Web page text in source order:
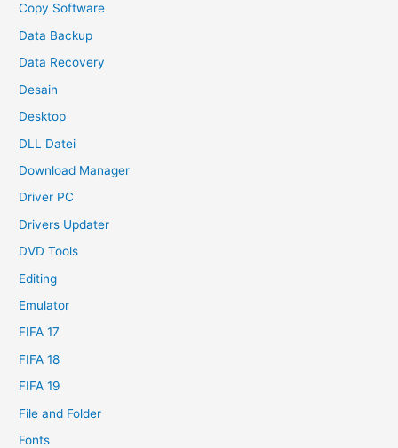
Copy Software
Data Backup
Data Recovery
Desain
Desktop
DLL Datei
Download Manager
Driver PC
Drivers Updater
DVD Tools
Editing
Emulator
FIFA 17
FIFA 18
FIFA 19
File and Folder
Fonts